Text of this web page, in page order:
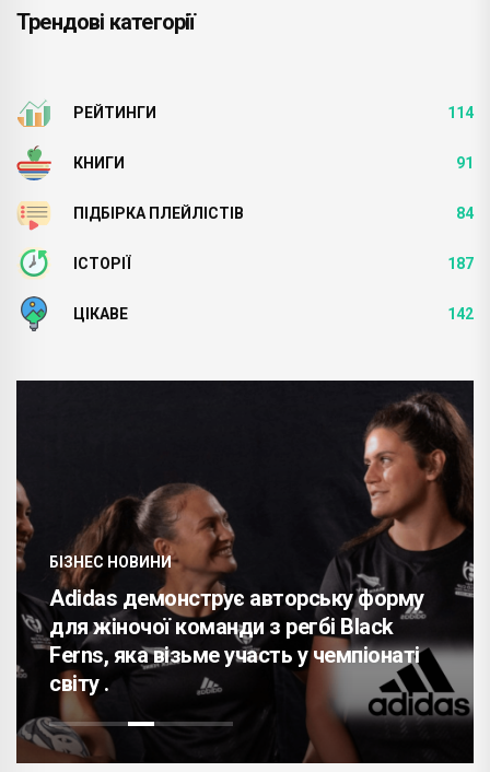
Трендові категорії
РЕЙТИНГИ 114
КНИГИ 91
ПІДБІРКА ПЛЕЙЛІСТІВ 84
ІСТОРІЇ 187
ЦІКАВЕ 142
БІЗНЕС НОВИНИ
Adidas демонструє авторську форму
для жіночої команди з регбі Black
Ferns, яка візьме участь у чемпіонаті
світу .